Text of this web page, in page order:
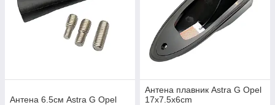
Антена 6.5см Astra G Opel
Антена плавник Astra G Opel
17x7.5x6cm